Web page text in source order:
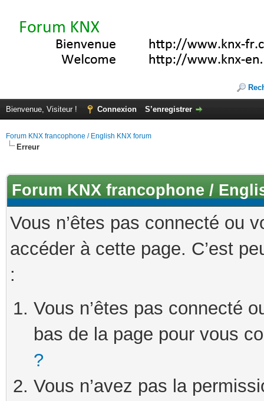
Bienvenue, Visiteur ! Connexion S’enregistrer
Forum KNX francophone / English KNX forum
Erreur
Forum KNX francophone /
Vous n’êtes pas connecté ou
accéder à cette page. C’est
:
Vous n’êtes pas connecté
bas de la page pour vous
?
Vous n’avez pas la